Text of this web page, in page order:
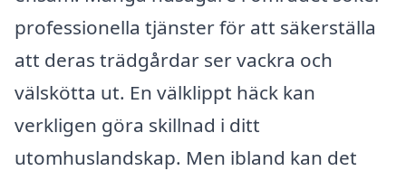
professionella tjänster för att säkerställa
att deras trädgårdar ser vackra och
välskötta ut. En välklippt häck kan
verkligen göra skillnad i ditt
utomhuslandskap. Men ibland kan det